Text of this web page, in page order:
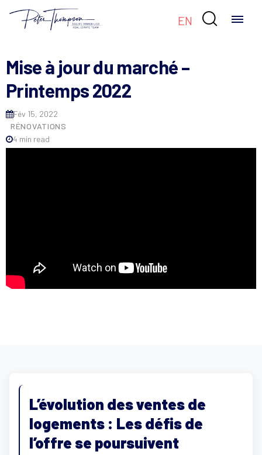
EN 
Mise à jour du marché –
Printemps 2022
Fév 15, 2022
RÉNOVATIONS
4 min read
L’évolution des ventes de
logements : Les défis de
l’offre se poursuivent